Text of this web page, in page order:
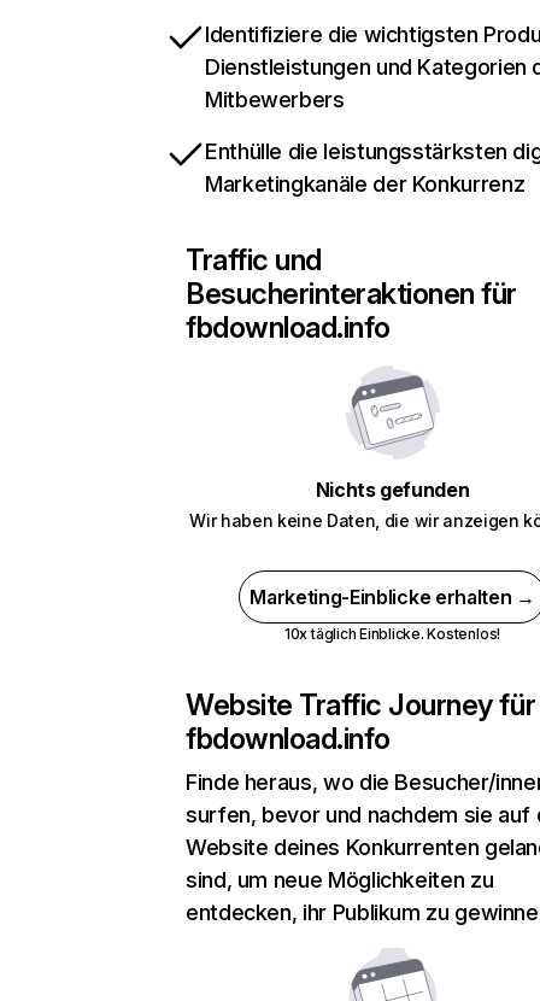
Identifiziere die wichtigsten
Dienstleistungen und Kategorien
Mitbewerbers
Enthülle die leistungsstärksten
Marketingkanäle der Konkurrenz
Traffic und
Besucherinteraktionen für
fbdownload.info
Nichts gefunden
Wir haben keine Daten, die wir anzeigen
Marketing-Einblicke erhalten →
10x täglich Einblicke. Kostenlos!
Website Traffic Journey für
fbdownload.info
Finde heraus, wo die Besucher/
surfen, bevor und nachdem sie auf
Website deines Konkurrenten
sind, um neue Möglichkeiten zu
entdecken, ihr Publikum zu